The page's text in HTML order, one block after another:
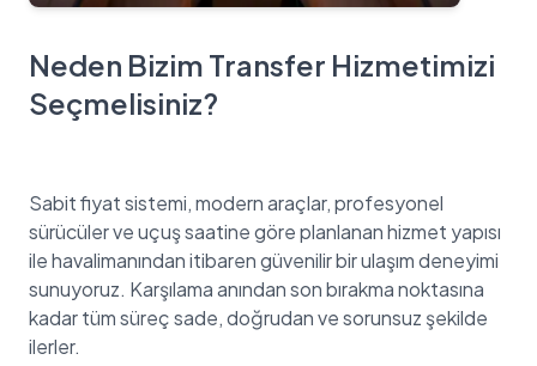
Neden Bizim Transfer Hizmetimizi
Seçmelisiniz?
Sabit fiyat sistemi, modern araçlar, profesyonel
sürücüler ve uçuş saatine göre planlanan hizmet yapısı
ile havalimanından itibaren güvenilir bir ulaşım deneyimi
sunuyoruz. Karşılama anından son bırakma noktasına
kadar tüm süreç sade, doğrudan ve sorunsuz şekilde
ilerler.